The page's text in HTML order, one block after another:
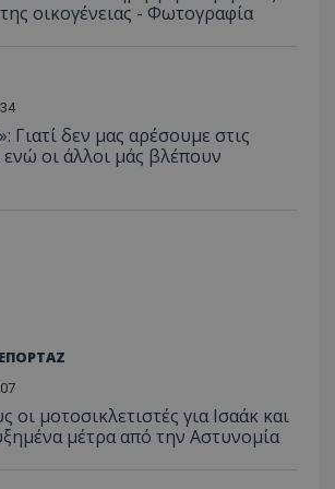
οικογένειας - Φωτογραφία
Γιατί δεν μας αρέσουμε στις
οι άλλοι μάς βλέπουν
οι μοτοσικλετιστές για Ισαάκ και
μέτρα από την Αστυνομία
.youtube.com